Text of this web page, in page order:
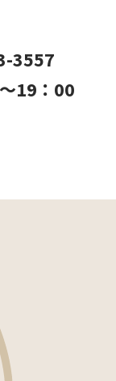
3557
19：00